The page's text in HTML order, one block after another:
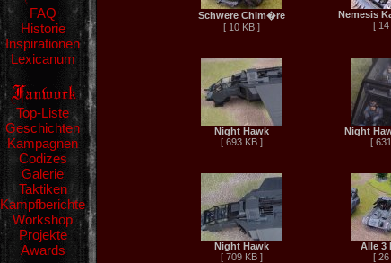
FAQ
Historie
Inspirationen
Lexicanum
Top-Liste
Geschichten
Kampagnen
Codizes
Galerie
Taktiken
Kampfberichte
Workshop
Projekte
Awards
Schwere Chim�re
[ 10 KB ]
Nemesis
[ 14
Night Hawk
[ 693 KB ]
Night
[
Night Hawk
[ 709 KB ]
Alle 3
[ 26